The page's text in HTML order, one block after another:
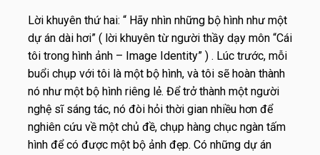
Lời khuyên thứ hai: “ Hãy nhìn những bộ hình như một
dự án dài hơi” ( lời khuyên từ người thầy dạy môn “Cái
tôi trong hình ảnh – Image Identity” ) . Lúc trước, mỗi
buổi chụp với tôi là một bộ hình, và tôi sẽ hoàn thành
nó như một bộ hình riêng lẻ. Để trở thành một người
nghệ sĩ sáng tác, nó đòi hỏi thời gian nhiều hơn để
nghiên cứu về một chủ đề, chụp hàng chục ngàn tấm
hình để có được một bộ ảnh đẹp. Có những dự án